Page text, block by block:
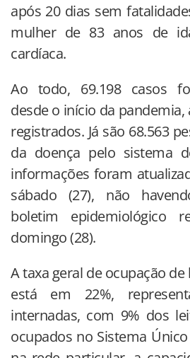
após 20 dias sem
mulher de 83 anos de
cardíaca.
Ao todo, 69.198 casos
desde o início da
registrados. Já são 68.563
da doença pelo sistema
informações foram
sábado (27), não
boletim epidemiológico
domingo (28).
A taxa geral de ocupação
está em 22%,
internadas, com 9% dos
ocupados no Sistema Único